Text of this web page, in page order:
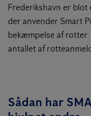
Frederikshavn er blot
der anvender Smart
bekæmpelse af
antallet af
Sådan har